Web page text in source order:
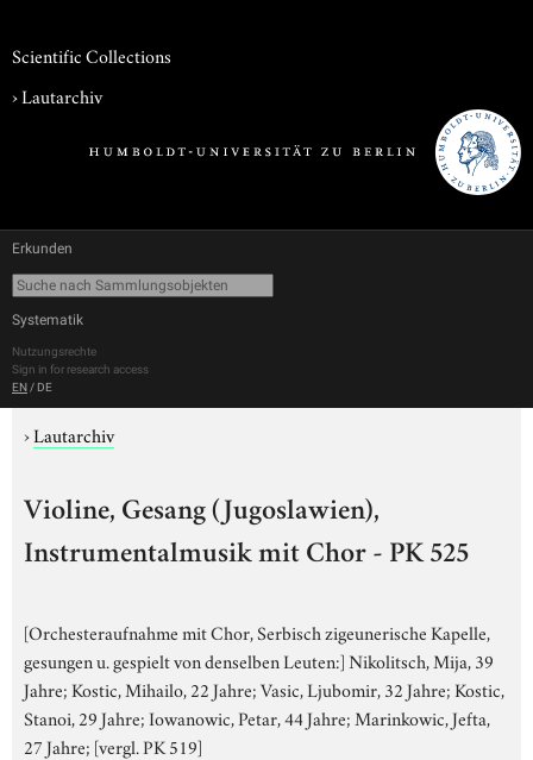
Scientific Collections
›Lautarchiv
Erkunden
Systematik
Nutzungsrechte
Sign in for research access
EN / DE
›Lautarchiv
Violine, Gesang (Jugoslawien),
Instrumentalmusik mit Chor - PK 525
[Orchesteraufnahme mit Chor, Serbisch zigeunerische Kapelle,
gesungen u. gespielt von denselben Leuten:] Nikolitsch, Mija, 39
Jahre; Kostic, Mihailo, 22 Jahre; Vasic, Ljubomir, 32 Jahre; Kostic,
Stanoi, 29 Jahre; Iowanowic, Petar, 44 Jahre; Marinkowic, Jefta,
27 Jahre; [vergl. PK 519]